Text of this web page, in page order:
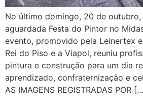
No último domingo, 20 de
aguardada Festa do Pintor no
evento, promovido pela Leinertex
Rei do Piso e a Viapol, reuniu
pintura e construção para um dia
aprendizado, confraternização e
AS IMAGENS REGISTRADAS POR